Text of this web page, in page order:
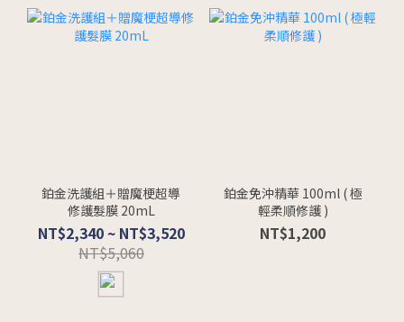
鉑金洗護組＋贈魔梗超導
修護髮膜 20mL
NT$2,340 ~ NT$3,520
NT$5,060
鉑金免沖精華 100ml ( 極
輕柔順修護 )
NT$1,200